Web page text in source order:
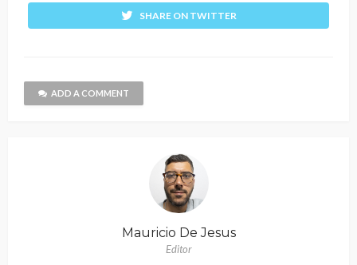
SHARE ON TWITTER
ADD A COMMENT
Mauricio De Jesus
Editor